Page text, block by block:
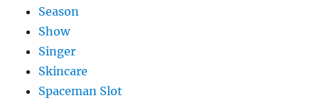
Season
Show
Singer
Skincare
Spaceman Slot